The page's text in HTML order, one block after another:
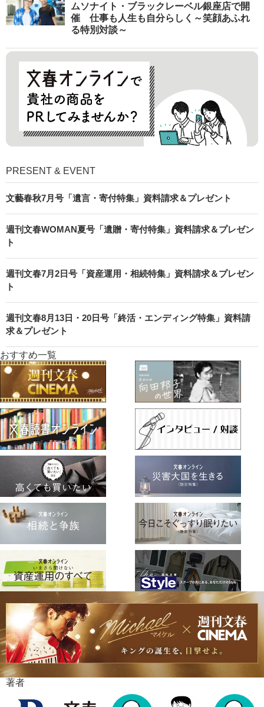
ムソナイト・ブラックレーベル銀座店で開
催 仕事も人生も自分らしく～笑顔あふれ
る特別対談～
PRESENT & EVENT
文藝春秋7月号「遺言・寄付特集」資料請求＆プレゼント
週刊文春WOMAN夏号「遺贈・寄付特集」資料請求＆プレゼン
ト
週刊文春7月2日号「資産運用・相続特集」資料請求＆プレゼン
ト
週刊文春8月13日・20日号「終活・エンディング特集」資料請
求＆プレゼント
おすすめ一覧
著者